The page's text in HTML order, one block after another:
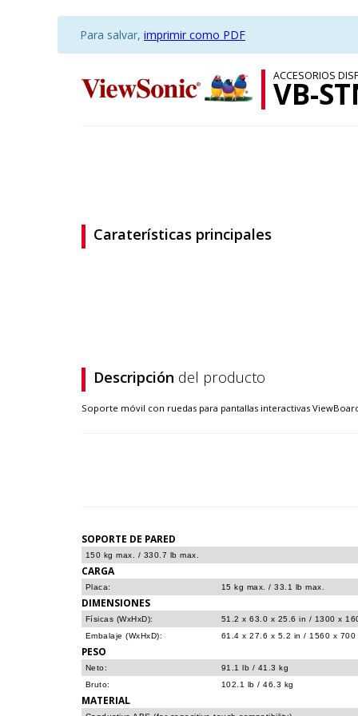
Para salvar, imprimir como PDF
ACCESORIOS
VB-
Caraterísticas principales
Descripción del producto
Soporte móvil con ruedas para pantallas interactivas
SOPORTE DE PARED
150 kg max. / 330.7 lb max.
CARGA
Placa: 15 kg max. / 33.1 lb max.
DIMENSIONES
Físicas (WxHxD):
51.2 x 63.0 x 25.6 in / 1300 x
Embalaje (WxHxD):
61.4 x 27.6 x 5.2 in / 1560 x 700
PESO
Neto:
91.1 lb / 41.3 kg
Bruto:
102.1 lb / 46.3 kg
MATERIAL